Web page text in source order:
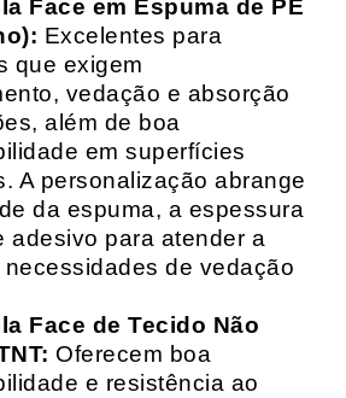
Face em Espuma de PE
Excelentes para
que exigem
vedação e absorção
além de boa
em superfícies
A personalização abrange
da espuma, a espessura
adesivo para atender a
de vedação
Face de Tecido Não
Oferecem boa
e resistência ao